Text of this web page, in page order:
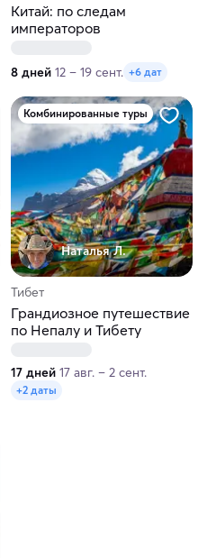
Китай: по следам
императоров
8 дней 12 – 19 сент. +6 дат
Комбинированные туры
Наталья Л.
Тибет
Грандиозное путешествие
по Непалу и Тибету
17 дней 17 авг. – 2 сент.
+2 даты